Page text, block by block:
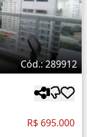
Cód.: 289912
R$ 695.000